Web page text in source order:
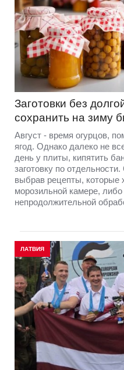
Заготовки без
сохранить на зиму
Август - время огурцов,
ягод. Однако далеко не
день у плиты, кипятить
заготовку по
выбрав рецепты, которые
морозильной камере,
непродолжительной
ЛАТВИЯ